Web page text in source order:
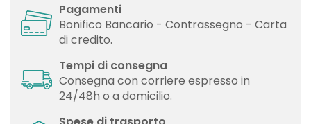
Pagamenti
Bonifico Bancario - Contrassegno - Carta
di credito.
Tempi di consegna
Consegna con corriere espresso in
24/48h o a domicilio.